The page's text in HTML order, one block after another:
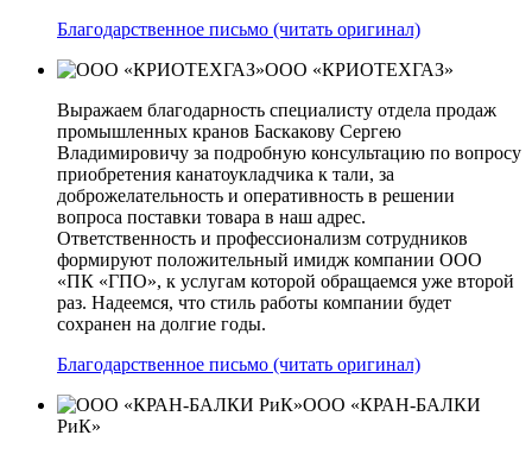
Благодарственное письмо (читать оригинал)
ООО «КРИОТЕХГАЗ»
Выражаем благодарность специалисту отдела продаж
промышленных кранов Баскакову Сергею
Владимировичу за подробную консультацию по вопросу
приобретения канатоукладчика к тали, за
доброжелательность и оперативность в решении
вопроса поставки товара в наш адрес.
Ответственность и профессионализм сотрудников
формируют положительный имидж компании ООО
«ПК «ГПО», к услугам которой обращаемся уже второй
раз. Надеемся, что стиль работы компании будет
сохранен на долгие годы.
Благодарственное письмо (читать оригинал)
ООО «КРАН-БАЛКИ
РиК»